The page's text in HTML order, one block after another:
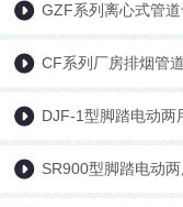
GZF系列离心式管
CF系列厂房排烟管
DJF-1型脚踏电动两
SR900型脚踏电动